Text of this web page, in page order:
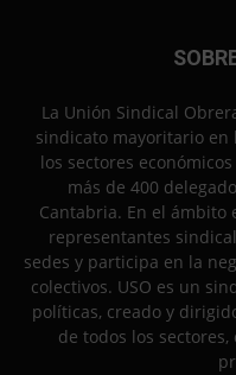
La Unión Sindical
sindicato mayoritario en
los sectores
más de 400
Cantabria. En el ámbito
representantes
sedes y participa en la
colectivos. USO es un
políticas, creado y
de todos los